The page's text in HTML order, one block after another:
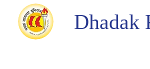
Dhadak